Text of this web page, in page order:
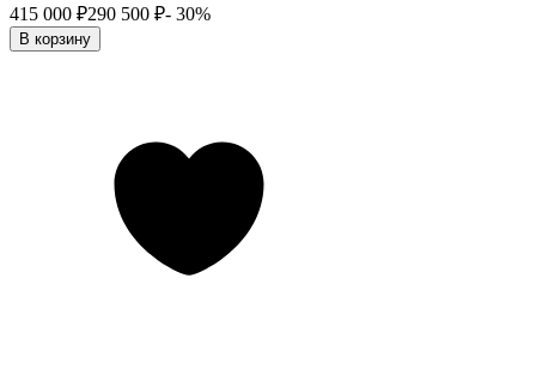
415 000 ₽290 500 ₽- 30%
В корзину